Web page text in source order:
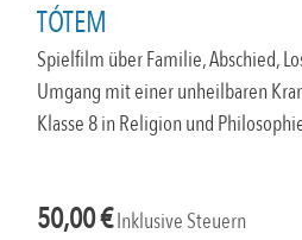
TÓTEM
Spielfilm über Familie, Abschied,
Umgang mit einer unheilbaren
Klasse 8 in Religion und
50,00€Inklusive Steuern